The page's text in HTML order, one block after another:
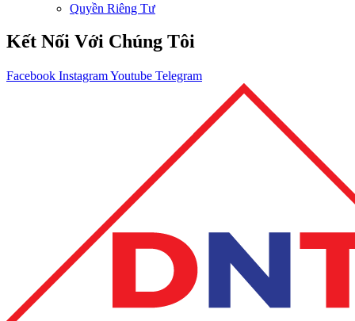
Quyền Riêng Tư
Kết Nối Với Chúng Tôi
Facebook InstagramYoutube Telegram